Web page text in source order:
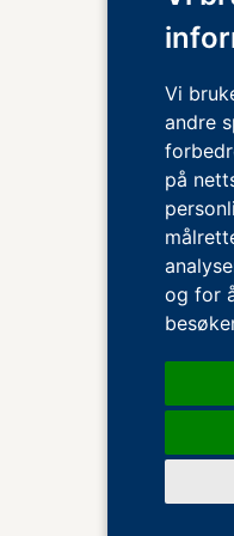
Vi
andre
på
og for